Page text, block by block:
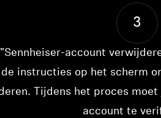
3
account
instructies op het scherm
Tijdens het proces
account te
Inloggen vereist
u aan bij uw account om
toe te voegen en uw eerder